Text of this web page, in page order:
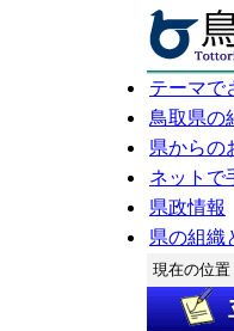
テーマで
鳥取県の
県からの
ネットで
県政情報
県の組織
現在の位置